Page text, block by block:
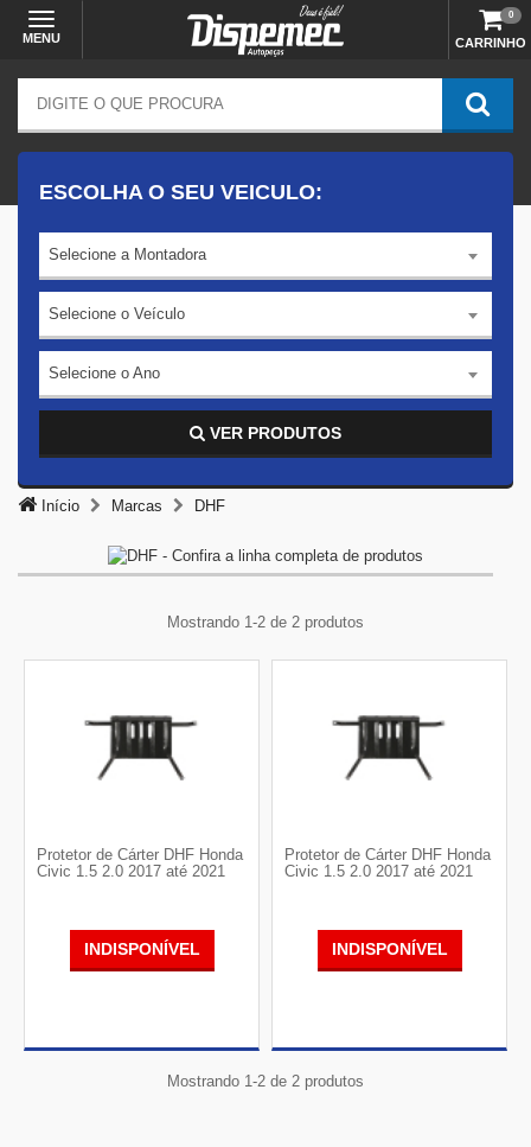
MENU CARRINHO
0
ESCOLHA O SEU VEICULO:
Selecione a Montadora
Selecione o Veículo
Selecione o Ano
VER PRODUTOS
Início Marcas DHF
Mostrando 1-2 de 2 produtos
Protetor de Cárter DHF Honda
Civic 1.5 2.0 2017 até 2021
INDISPONÍVEL
Protetor de Cárter DHF Honda
Civic 1.5 2.0 2017 até 2021
INDISPONÍVEL
Mostrando 1-2 de 2 produtos